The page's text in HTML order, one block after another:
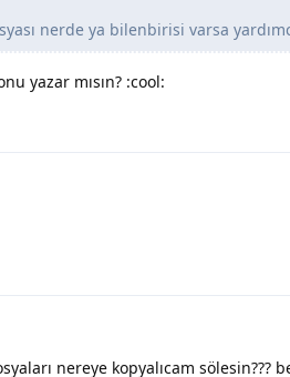
nerde ya bilenbirisi varsa
yazar mısın? :cool:
nereye kopyalıcam sölesin???